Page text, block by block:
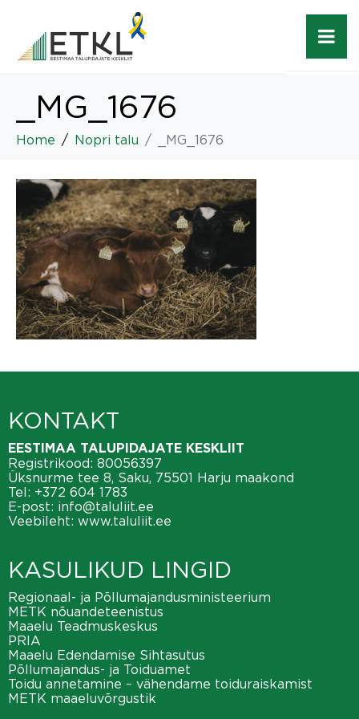
_MG_1676
Home Nopri talu _MG_1676
KONTAKT
EESTIMAA TALUPIDAJATE KESKLIIT
Registrikood: 80056397
Üksnurme tee 8, Saku, 75501 Harju maakond
Tel: +372 604 1783
E-post: info@taluliit.ee
Veebileht: www.taluliit.ee
KASULIKUD LINGID
Regionaal- ja Põllumajandusministeerium
METK nõuandeteenistus
Maaelu Teadmuskeskus
PRIA
Maaelu Edendamise Sihtasutus
Põllumajandus- ja Toiduamet
Toidu annetamine – vähendame toiduraiskamist
METK maaeluvõrgustik